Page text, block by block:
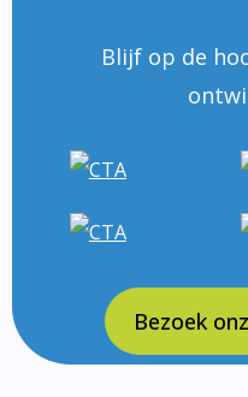
Blijf op de
Bezoek